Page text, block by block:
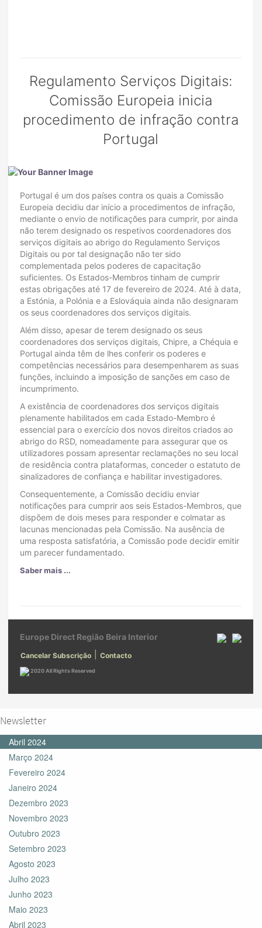
Regulamento Serviços Digitais:
Comissão Europeia inicia
procedimento de infração contra
Portugal
Portugal é um dos países contra os quais a Comissão
Europeia decidiu dar início a procedimentos de infração,
mediante o envio de notificações para cumprir, por ainda
não terem designado os respetivos coordenadores dos
serviços digitais ao abrigo do Regulamento Serviços
Digitais ou por tal designação não ter sido
complementada pelos poderes de capacitação
suficientes. Os Estados-Membros tinham de cumprir
estas obrigações até 17 de fevereiro de 2024. Até à data,
a Estónia, a Polónia e a Eslováquia ainda não designaram
os seus coordenadores dos serviços digitais.
Além disso, apesar de terem designado os seus
coordenadores dos serviços digitais, Chipre, a Chéquia e
Portugal ainda têm de lhes conferir os poderes e
competências necessários para desempenharem as suas
funções, incluindo a imposição de sanções em caso de
incumprimento.
A existência de coordenadores dos serviços digitais
plenamente habilitados em cada Estado-Membro é
essencial para o exercício dos novos direitos criados ao
abrigo do RSD, nomeadamente para assegurar que os
utilizadores possam apresentar reclamações no seu local
de residência contra plataformas, conceder o estatuto de
sinalizadores de confiança e habilitar investigadores.
Consequentemente, a Comissão decidiu enviar
notificações para cumprir aos seis Estados-Membros, que
dispõem de dois meses para responder e colmatar as
lacunas mencionadas pela Comissão. Na ausência de
uma resposta satisfatória, a Comissão pode decidir emitir
um parecer fundamentado.
Saber mais ...
Europe Direct Região Beira Interior
Cancelar Subscrição Contacto
2020 All Rights Reserved
Newsletter
Abril 2024
Março 2024
Fevereiro 2024
Janeiro 2024
Dezembro 2023
Novembro 2023
Outubro 2023
Setembro 2023
Agosto 2023
Julho 2023
Junho 2023
Maio 2023
Abril 2023